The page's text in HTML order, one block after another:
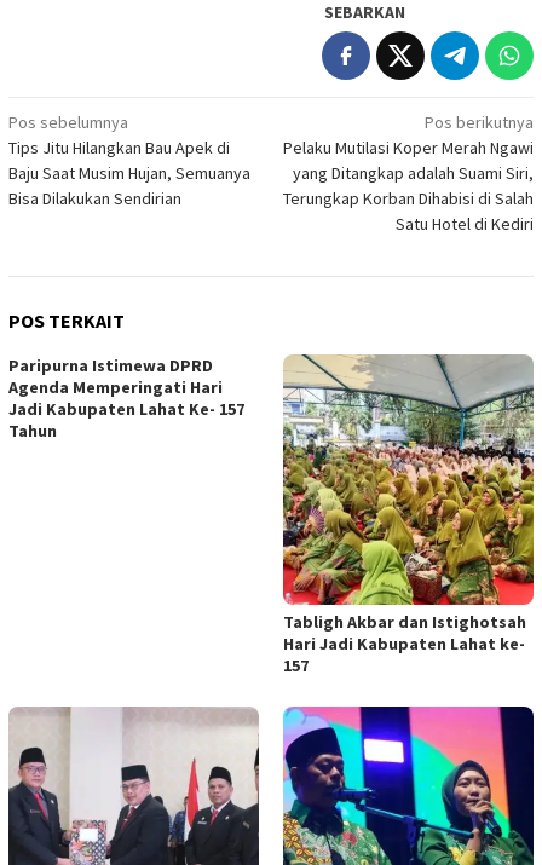
SEBARKAN
Navigasi
pos
Pos sebelumnya
Tips Jitu Hilangkan Bau Apek di
Baju Saat Musim Hujan, Semuanya
Bisa Dilakukan Sendirian
Pos berikutnya
Pelaku Mutilasi Koper Merah Ngawi
yang Ditangkap adalah Suami Siri,
Terungkap Korban Dihabisi di Salah
Satu Hotel di Kediri
POS TERKAIT
Paripurna Istimewa DPRD
Agenda Memperingati Hari
Jadi Kabupaten Lahat Ke- 157
Tahun
Tabligh Akbar dan Istighotsah
Hari Jadi Kabupaten Lahat ke-
157